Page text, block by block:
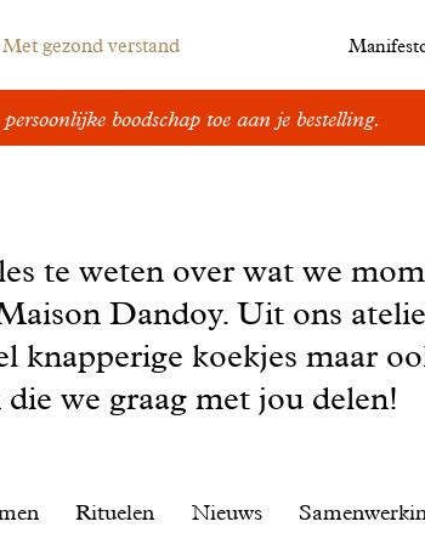
Met gezond verstand
persoonlijke boodschap toe aan je bestelling.
te weten over wat we
Dandoy. Uit ons
knapperige koekjes maar
die we graag met jou delen!
Rituelen Nieuws